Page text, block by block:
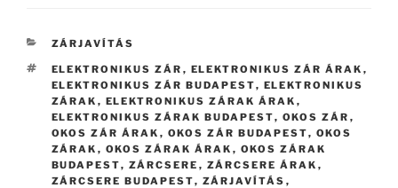
KATEGÓRIÁK
ZÁRJAVÍTÁS
CÍMKÉK
ELEKTRONIKUS ZÁR , ELEKTRONIKUS ZÁR ÁRAK ,
ELEKTRONIKUS ZÁR BUDAPEST, ELEKTRONIKUS
ZÁRAK , ELEKTRONIKUS ZÁRAK ÁRAK ,
ELEKTRONIKUS ZÁRAK BUDAPEST, OKOS ZÁR ,
OKOS ZÁR ÁRAK , OKOS ZÁR BUDAPEST, OKOS
ZÁRAK , OKOS ZÁRAK ÁRAK , OKOS ZÁRAK
BUDAPEST, ZÁRCSERE , ZÁRCSERE ÁRAK ,
ZÁRCSERE BUDAPEST, ZÁRJAVÍTÁS ,